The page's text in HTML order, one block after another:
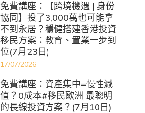
免費講座：【跨境機遇 | 身份
協同】投了3,000萬也可能拿
不到永居？穩健搭建香港投資
移民方案：教育、置業一步到
位(7月23日)
17/07/2026
免費講座：資產集中=慢性減
值？0成本#移民歐洲 最聰明
的長線投資方案？(7月10日)